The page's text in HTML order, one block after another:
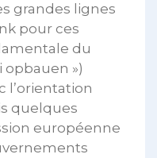
grandes lignes
pour ces
du
opbauen »)
l’orientation
quelques
européenne